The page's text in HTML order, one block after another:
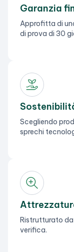
Garanzia
Approfitta di
di prova di 30
Scegliendo
sprechi
Ristrutturato da
verifica.